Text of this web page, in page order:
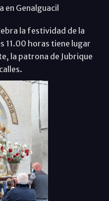
en Genalguacil
la festividad de la
11.00 horas tiene lugar
la patrona de Jubrique